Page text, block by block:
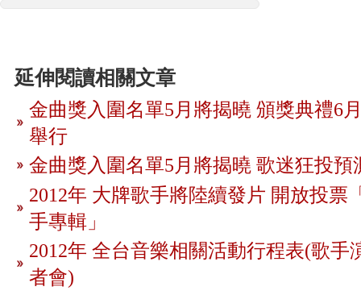
延伸閱讀相關文章
金曲獎入圍名單5月將揭曉 頒獎典禮6
舉行
金曲獎入圍名單5月將揭曉 歌迷狂投預
2012年 大牌歌手將陸續發片 開放投票
手專輯」
2012年 全台音樂相關活動行程表(歌手
者會)